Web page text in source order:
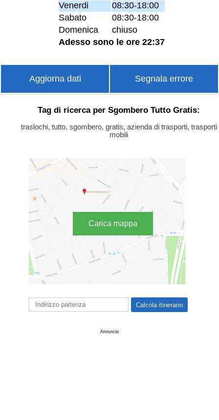
Venerdi
08:30-18:00
Sabato
08:30-18:00
Domenica
chiuso
Adesso sono le ore 22:37
Aggiorna dati Segnala errore
Tag di ricerca per Sgombero Tutto Gratis:
traslochi, tutto, sgombero, gratis, azienda di trasporti, trasporti
mobili
Carica mappa
Annuncio